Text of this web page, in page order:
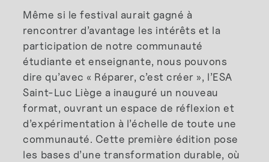
Même si le festival aurait gagné à
rencontrer d’avantage les intérêts et la
participation de notre communauté
étudiante et enseignante, nous pouvons
dire qu’avec « Réparer, c’est créer », l’ESA
Saint-Luc Liège a inauguré un nouveau
format, ouvrant un espace de réflexion et
d’expérimentation à l’échelle de toute une
communauté. Cette première édition pose
les bases d’une transformation durable, où